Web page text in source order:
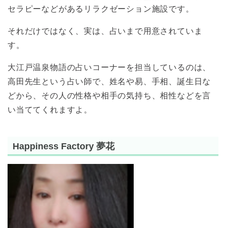
セラピーなどがあるリラクゼーション施設です。
それだけではなく、実は、占いまで用意されていま
す。
大江戸温泉物語の占いコーナーを担当しているのは、
高田先生という占い師で、姓名や易、手相、誕生日な
どから、その人の性格や相手の気持ち、相性などを言
い当ててくれますよ。
Happiness Factory 夢花